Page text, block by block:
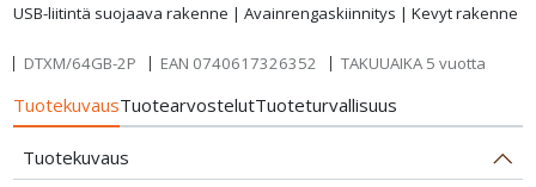
USB-liitintä suojaava rakenne | Avainrengaskiinnitys | Kevyt rakenne
DTXM/64GB-2P EAN 0740617326352 TAKUUAIKA 5 vuotta
TuotekuvausTuotearvostelutTuoteturvallisuus
Tuotekuvaus